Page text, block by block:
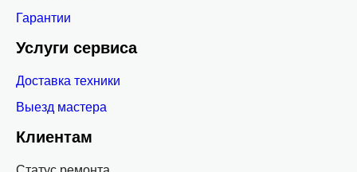
Гарантии
Услуги сервиса
Доставка техники
Выезд мастера
Клиентам